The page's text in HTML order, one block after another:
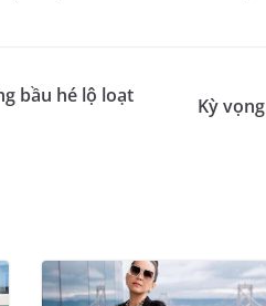
bầu hé lộ loạt
Kỳ